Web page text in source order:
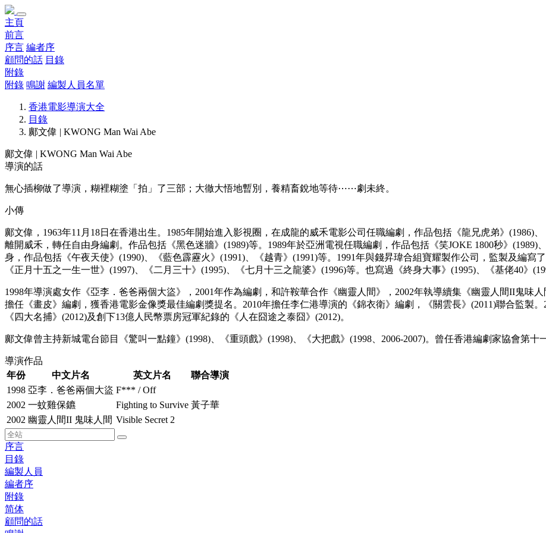
主頁
前言
序言 編者序
顧問的話 目錄
附錄
附錄 鳴謝 編製人員名單
香港電影導演大全
目錄
鄺文偉 | KWONG Man Wai Abe
鄺文偉 | KWONG Man Wai Abe
導演的話
無心插柳做了導演，糊裡糊塗「拍」了三部；大徹大悟地暫別，養精畜銳地等待⋯⋯劇未終。
小傳
鄺文偉，1963年11月18日在香港出生。1985年開始進入影視圈，在成龍的威禾電影公司任職編劇，作品包括《龍兄虎弟》(1986)
離開威禾，轉任自由身編劇。作品包括《黑色迷牆》(1989)等。1989年於亞洲電視任職編劇，作品包括《笑JOKE 1800秒》
身，作品包括《午夜天使》(1990)、《藍色霹靂火》(1991)、《越青》(1991)等。1991年與錢昇瑋合組寶耀製作公司，監製及編寫
《正月十五之一生一世》(1997)、《二月三十》(1995)、《七月十三之龍婆》(1996)等。也寫過《終身大事》(1995)、《基佬40》
1998年導演處女作《亞李．爸爸兩個大盜》，2001年作為編劇，和許鞍華合作《幽靈人間》，2002年執導續集《幽靈人間II鬼味
擔任《畫皮》編劇，獲香港電影金像獎最佳編劇獎提名。2010年擔任李仁港導演的《錦衣衛》編劇，《關雲長》(2011)聯合監製。
《四大名捕》(2012)及創下13億人民幣票房冠軍紀錄的《人在囧途之泰囧》(2012)。
鄺文偉曾主持新城電台節目《驚叫一點鐘》(1998)、《重頭戲》(1998)、《大把戲》(1998、2006-2007)。曾任香港編劇家協會第十
導演作品
年份
中文片名 英文片名
聯合導演
1998 亞李．爸爸兩個大盜 F*** / Off
2002 一蚊雞保鑣 Fighting to Survive 黃子華
2002 幽靈人間II 鬼味人間 Visible Secret 2
序言
目錄
編製人員
編者序
附錄
简体
顧問的話